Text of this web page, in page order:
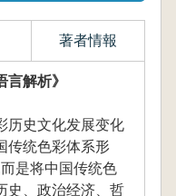
著者情報
解析》
历史文化发展变化
传统色彩体系形
是将中国传统色
史、政治经济、哲